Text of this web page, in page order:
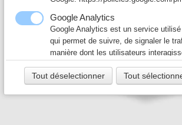
Câble & Connecteur
Logiciel & Papier▼
Google Analytics
Google Analytics est un service
qui permet de suivre, de signaler le
manière dont les utilisateurs
meilleurs services.
Google Ad
Tout déselectionner Tout